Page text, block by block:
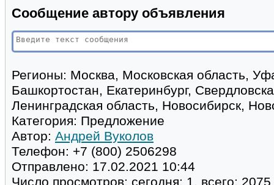
Сообщение автору объявления
Регионы: Москва, Московская область,
Башкортостан, Екатеринбург,
Ленинградская область, Новосибирск,
Категория: Предложение
Автор: Андрей Вуколов
Телефон: +7 (800) 2506298
Отправлено: 17.02.2021 10:44